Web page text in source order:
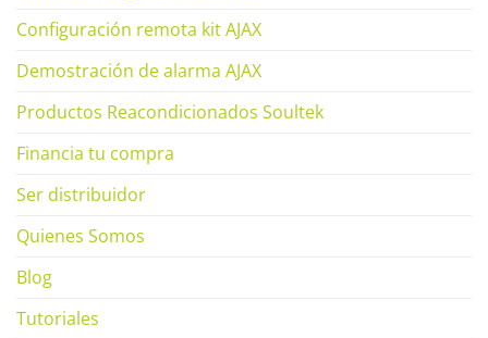
Configuración remota kit AJAX
Demostración de alarma AJAX
Productos Reacondicionados Soultek
Financia tu compra
Ser distribuidor
Quienes Somos
Blog
Tutoriales